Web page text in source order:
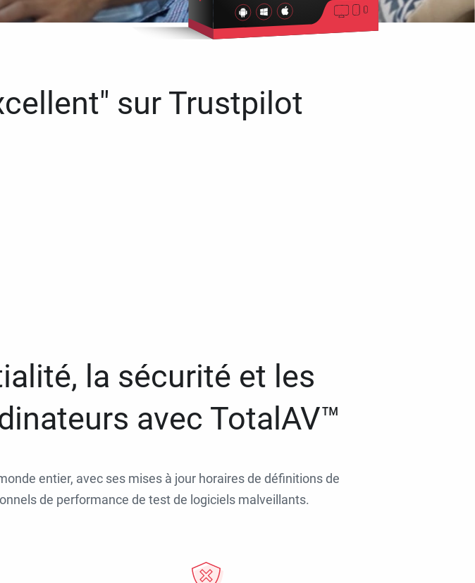
sur Trustpilot
la sécurité et les
avec TotalAV™
entier, avec ses mises à jour horaires de définitions de
de performance de test de logiciels malveillants.